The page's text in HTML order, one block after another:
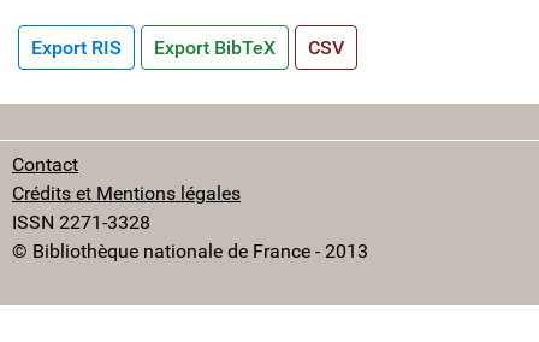
Export RIS Export BibTeX CSV
Contact
Crédits et Mentions légales
ISSN 2271-3328
© Bibliothèque nationale de France - 2013